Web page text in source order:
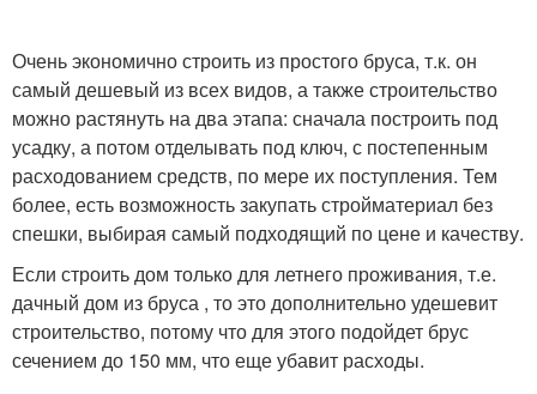
Очень экономично строить из простого бруса, т.к. он
самый дешевый из всех видов, а также строительство
можно растянуть на два этапа: сначала построить под
усадку, а потом отделывать под ключ, с постепенным
расходованием средств, по мере их поступления. Тем
более, есть возможность закупать стройматериал без
спешки, выбирая самый подходящий по цене и качеству.
Если строить дом только для летнего проживания, т.е.
дачный дом из бруса , то это дополнительно удешевит
строительство, потому что для этого подойдет брус
сечением до 150 мм, что еще убавит расходы.